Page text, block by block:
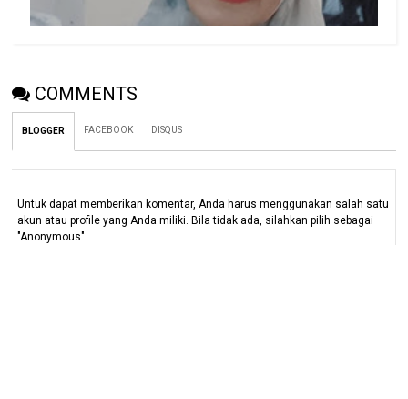
COMMENTS
BLOGGER FACEBOOK DISQUS
Untuk dapat memberikan komentar, Anda harus menggunakan salah satu
akun atau profile yang Anda miliki. Bila tidak ada, silahkan pilih sebagai
"Anonymous"